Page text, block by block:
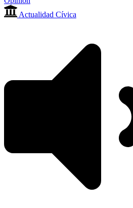
Actualidad Cívica